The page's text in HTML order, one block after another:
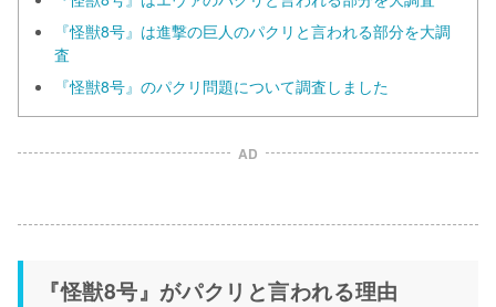
『怪獣8号』は進撃の巨人のパクリと言われる部分を大調
査
『怪獣8号』のパクリ問題について調査しました
AD
『怪獣8号』がパクリと言われる理由